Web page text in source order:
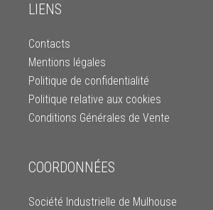
LIENS
Contacts
Mentions légales
Politique de confidentialité
Politique relative aux cookies
Conditions Générales de Vente
COORDONNÉES
Société Industrielle de Mulhouse